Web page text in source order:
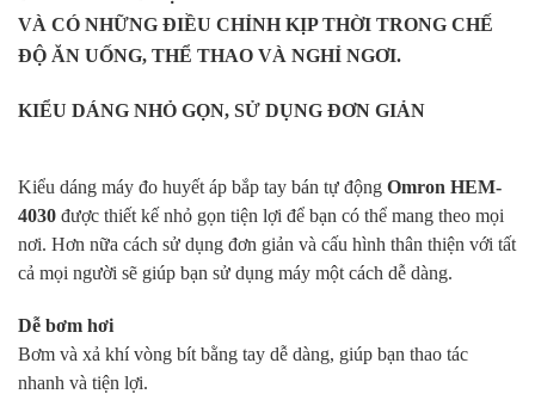
VÀ CÓ NHỮNG ĐIỀU CHỈNH KỊP THỜI TRONG CHẾ
ĐỘ ĂN UỐNG, THỂ THAO VÀ NGHỈ NGƠI.
KIỂU DÁNG NHỎ GỌN, SỬ DỤNG ĐƠN GIẢN
Kiểu dáng máy đo huyết áp bắp tay bán tự động Omron HEM-
4030 được thiết kế nhỏ gọn tiện lợi để bạn có thể mang theo mọi
nơi. Hơn nữa cách sử dụng đơn giản và cấu hình thân thiện với tất
cả mọi người sẽ giúp bạn sử dụng máy một cách dễ dàng.
Dễ bơm hơi
Bơm và xả khí vòng bít bằng tay dễ dàng, giúp bạn thao tác
nhanh và tiện lợi.